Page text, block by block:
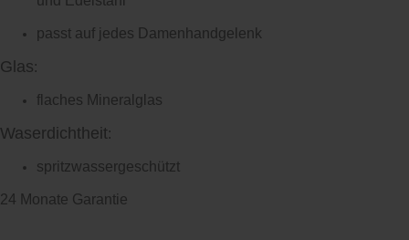
passt auf jedes Damenhandgelenk
Glas:
flaches Mineralglas
Waserdichtheit:
spritzwassergeschützt
24 Monate Garantie